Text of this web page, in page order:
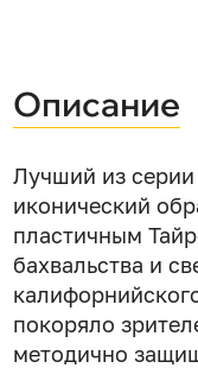
Описание
Лучший из
иконический
пластичным
бахвальства и
покоряло
методично